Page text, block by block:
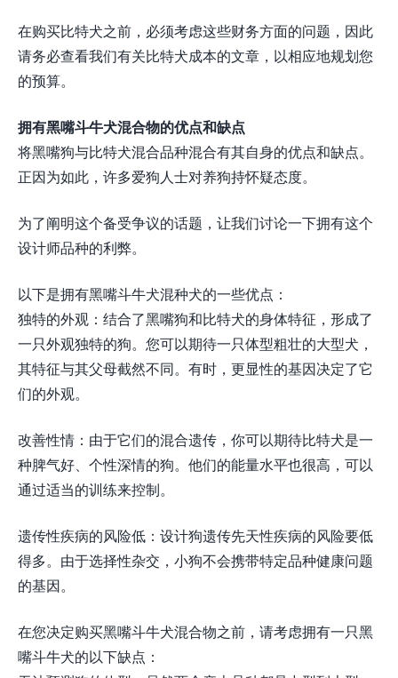
在购买比特犬之前，必须考虑这些财务方面的问题，因此
请务必查看我们有关比特犬成本的文章，以相应地规划您
的预算。
拥有黑嘴斗牛犬混合物的优点和缺点
将黑嘴狗与比特犬混合品种混合有其自身的优点和缺点。
正因为如此，许多爱狗人士对养狗持怀疑态度。
为了阐明这个备受争议的话题，让我们讨论一下拥有这个
设计师品种的利弊。
以下是拥有黑嘴斗牛犬混种犬的一些优点：
独特的外观：结合了黑嘴狗和比特犬的身体特征，形成了
一只外观独特的狗。您可以期待一只体型粗壮的大型犬，
其特征与其父母截然不同。有时，更显性的基因决定了它
们的外观。
改善性情：由于它们的混合遗传，你可以期待比特犬是一
种脾气好、个性深情的狗。他们的能量水平也很高，可以
通过适当的训练来控制。
遗传性疾病的风险低：设计狗遗传先天性疾病的风险要低
得多。由于选择性杂交，小狗不会携带特定品种健康问题
的基因。
在您决定购买黑嘴斗牛犬混合物之前，请考虑拥有一只黑
嘴斗牛犬的以下缺点：